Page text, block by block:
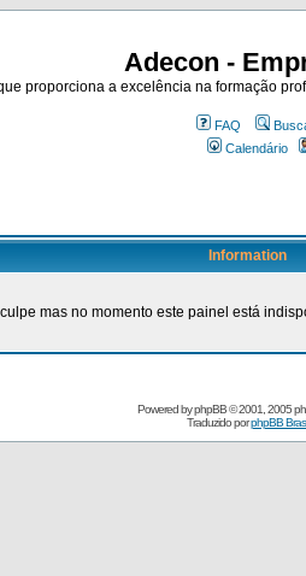
Adecon -
proporciona a excelência na formação
FAQ
Calendário
Information
mas no momento este painel está
Powered byphpBB© 2001, 2005
Traduzido porphpBB